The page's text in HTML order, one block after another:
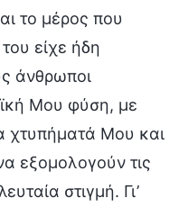
το μέρος που
είχε ήδη
άνθρωποι
Μου φύση, με
χτυπήματά Μου και
εξομολογούν τις
στιγμή. Γι’